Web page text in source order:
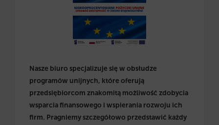
Nasze biuro specjalizuje się w obsłudze
programów unijnych, które oferują
przedsiębiorcom znakomitą możliwość zdobycia
wsparcia finansowego i wspierania rozwoju ich
firm. Pragniemy szczegółowo przedstawić każdy